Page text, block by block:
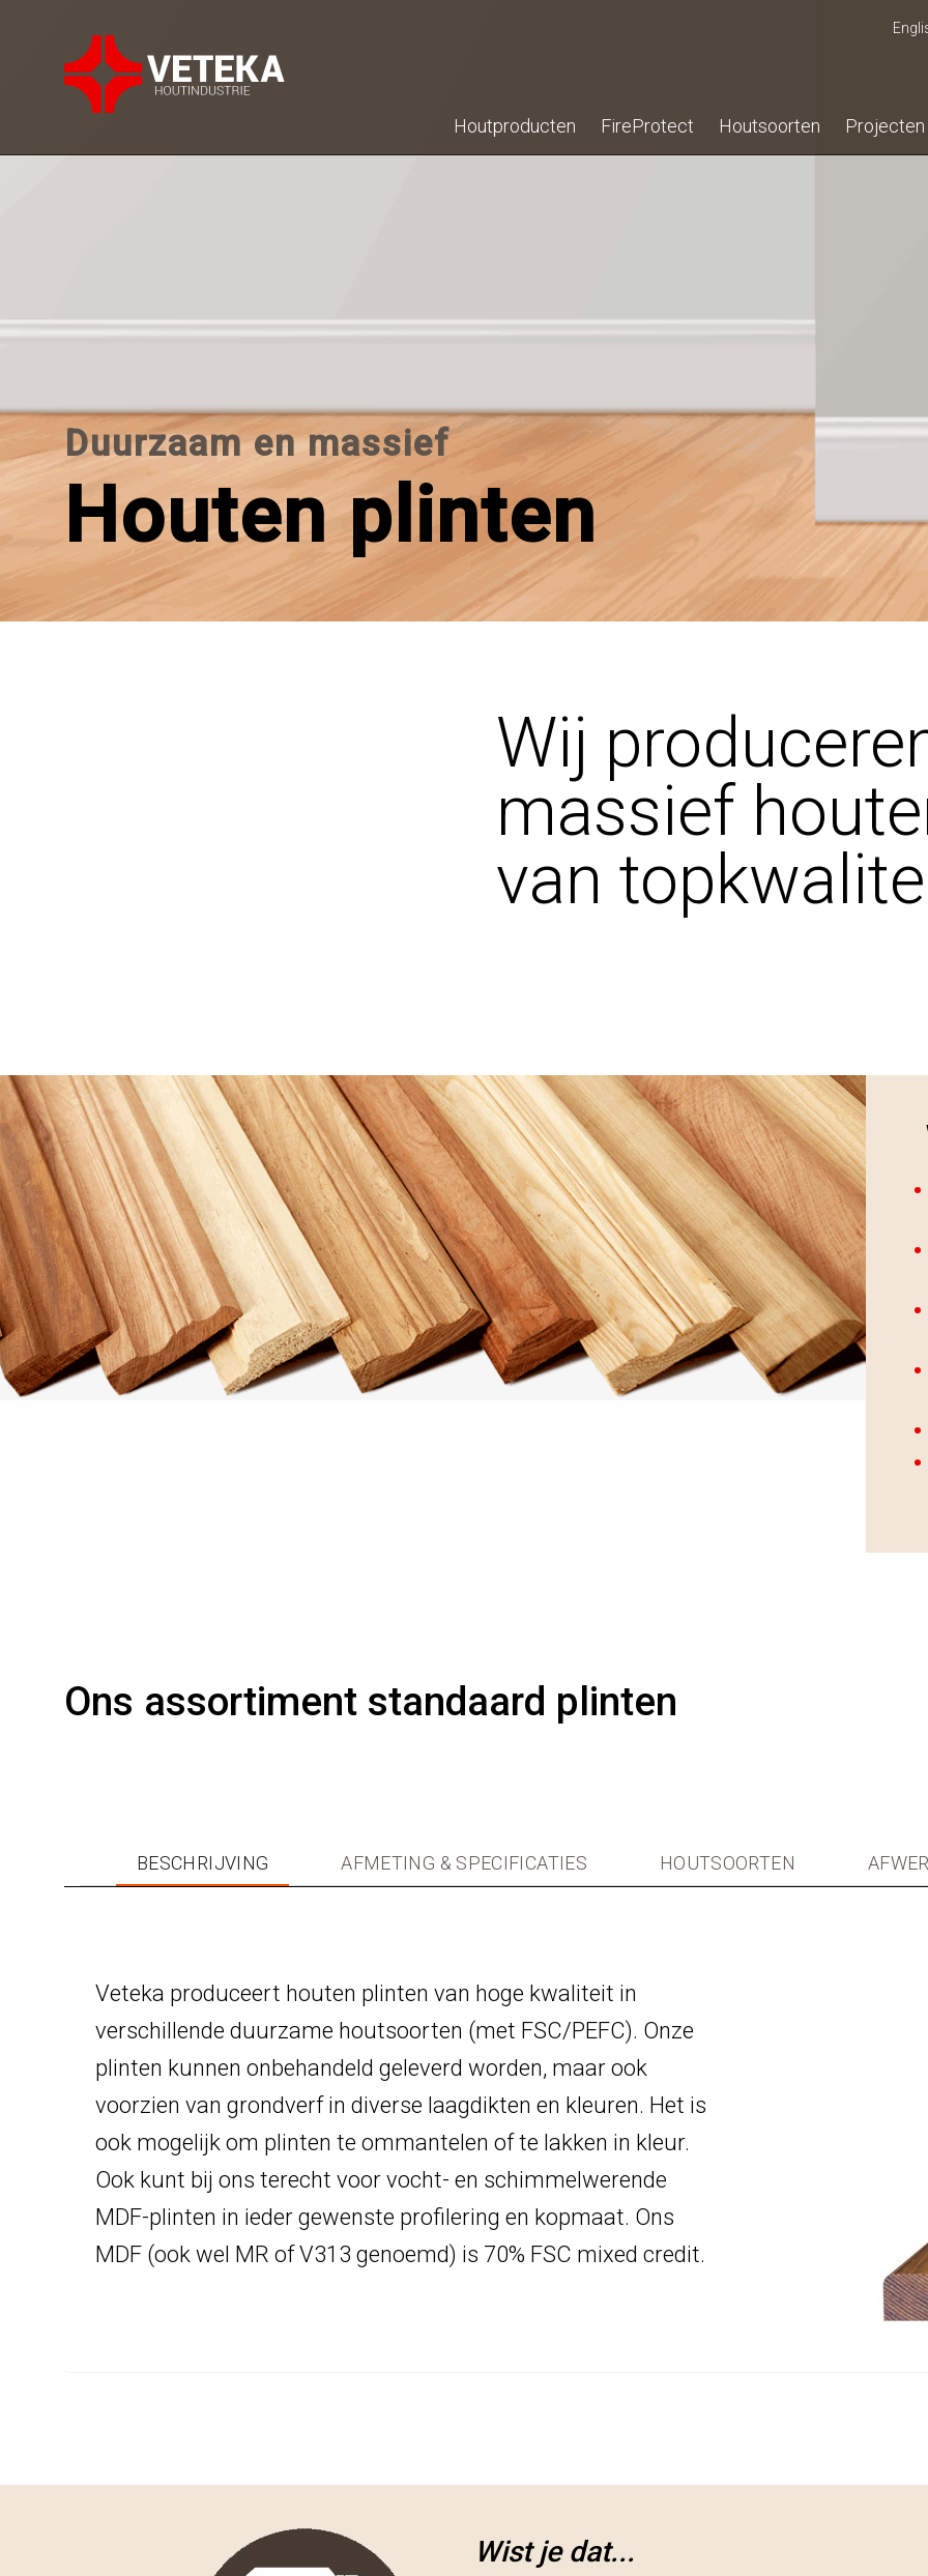
Houtproducten FireProtect Houtsoorten Projecten
Duurzaam en massief
Houten plinten
Wij
massief
van
Ons assortiment standaard plinten
BESCHRIJVING AFMETING & SPECIFICATIES HOUTSOORTEN
Veteka produceert houten plinten van hoge kwaliteit in
verschillende duurzame houtsoorten (met FSC/PEFC). Onze
plinten kunnen onbehandeld geleverd worden, maar ook
voorzien van grondverf in diverse laagdikten en kleuren. Het is
ook mogelijk om plinten te ommantelen of te lakken in kleur.
Ook kunt bij ons terecht voor vocht- en schimmelwerende
MDF-plinten in ieder gewenste profilering en kopmaat. Ons
MDF (ook wel MR of V313 genoemd) is 70% FSC mixed credit.
Wist je dat...